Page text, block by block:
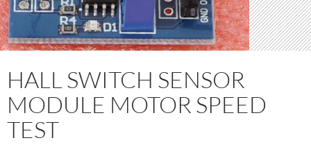
HALL SWITCH SENSOR
MODULE MOTOR SPEED
TEST